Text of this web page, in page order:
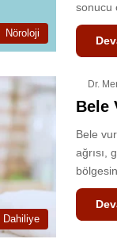
Nöroloji
sonucu
Dahiliye
Dr.
Bele
Bele
ağrısı,